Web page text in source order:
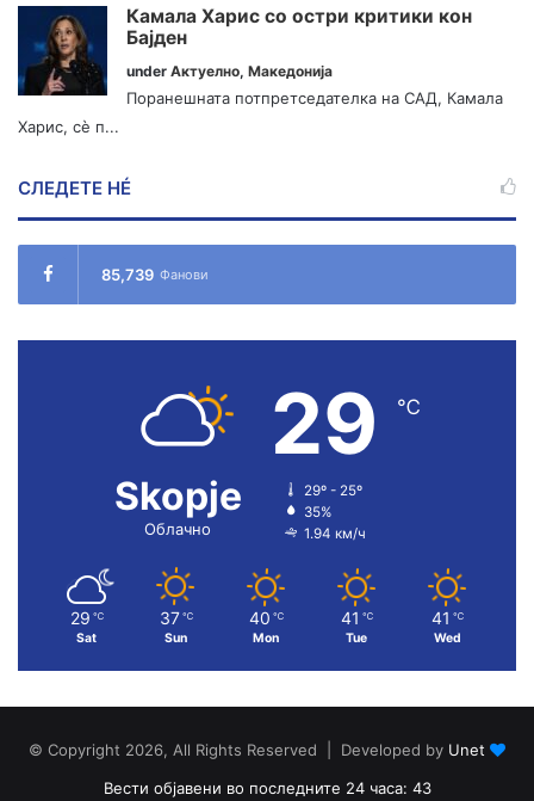
Камала Харис со остри критики кон
Бајден
under Актуелно, Македонија
Поранешната потпретседателка на САД, Камала
Харис, сè п...
СЛЕДЕТЕ НÉ
85,739 Фанови
Skopje
Облачно
29 ℃
29º - 25º
35%
1.94 км/ч
29 ℃
Sat
37 ℃
Sun
40 ℃
Mon
41 ℃
Tue
41 ℃
Wed
© Copyright 2026, All Rights Reserved | Developed by Unet
Вести објавени во последните 24 часа: 43